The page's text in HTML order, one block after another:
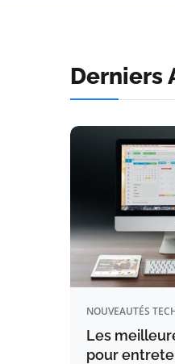
Derniers
NOUVEAUTÉS
Les
pour